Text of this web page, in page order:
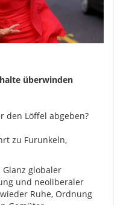
überwinden
den Löffel abgeben?
zu Furunkeln,
globaler
und neoliberaler
Ruhe, Ordnung